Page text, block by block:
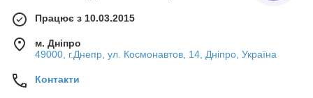
Працює з 10.03.2015
м. Дніпро
49000, г.Днепр, ул. Космонавтов, 14, Дніпро, Україна
Контакти